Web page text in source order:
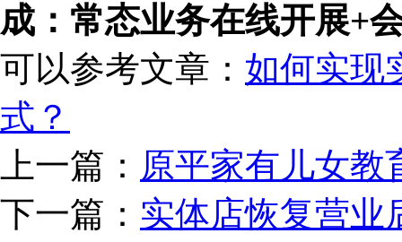
成：常态业务在线开展+
可以参考文章： 如何实现
式？
上一篇： 原平家有儿女教
下一篇： 实体店恢复营业